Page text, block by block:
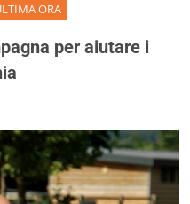
ORA
per aiutare i